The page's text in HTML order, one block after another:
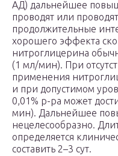
АД) дальнейшее
проводят или
продолжительные
хорошего эффекта
нитроглицерина
(1 мл/мин). При
применения
и при допустимом
0,01% р-ра может
мин). Дальнейшее
нецелесообразно.
определяется
составить 2–3 сут.